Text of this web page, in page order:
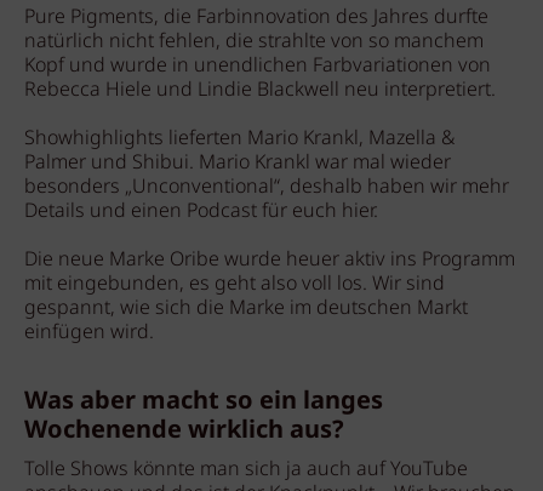
Pure Pigments, die Farbinnovation des Jahres durfte
natürlich nicht fehlen, die strahlte von so manchem
Kopf und wurde in unendlichen Farbvariationen von
Rebecca Hiele und Lindie Blackwell neu interpretiert.
Showhighlights lieferten Mario Krankl, Mazella &
Palmer und Shibui. Mario Krankl war mal wieder
besonders „Unconventional“, deshalb haben wir mehr
Details und einen Podcast für euch hier.
Die neue Marke Oribe wurde heuer aktiv ins Programm
mit eingebunden, es geht also voll los. Wir sind
gespannt, wie sich die Marke im deutschen Markt
einfügen wird.
Was aber macht so ein langes
Wochenende wirklich aus?
Tolle Shows könnte man sich ja auch auf YouTube